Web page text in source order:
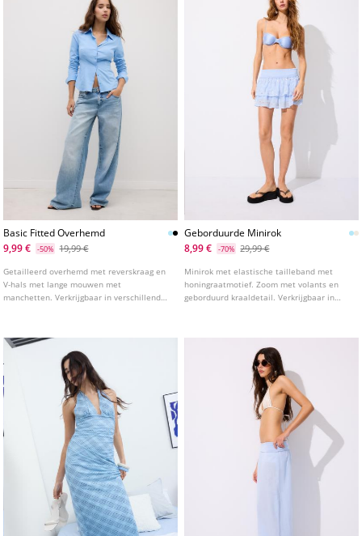
Basic Fitted Overhemd
9,99 €
-50% 19,99 €
Getailleerd overhemd met reverskraag en
V-hals met lange mouwen met
manchetten. Verkrijgbaar in verschillende
Geborduurde Minirok
8,99 €
-70% 29,99 €
Minirok met elastische tailleband met
honingraatmotief. Zoom met volants en
geborduurd kraaldetail. Verkrijgbaar in